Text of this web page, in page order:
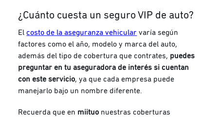
¿Cuánto cuesta un seguro VIP de auto?
Elcosto de la aseguranza vehicular varía según
factores como el año, modelo y marca del auto,
además del tipo de cobertura que contrates, puedes
preguntar en tu aseguradora de interés si cuentan
con este servicio, ya que cada empresa puede
manejarlo bajo un nombre diferente.
Recuerda que en miituo nuestras coberturas